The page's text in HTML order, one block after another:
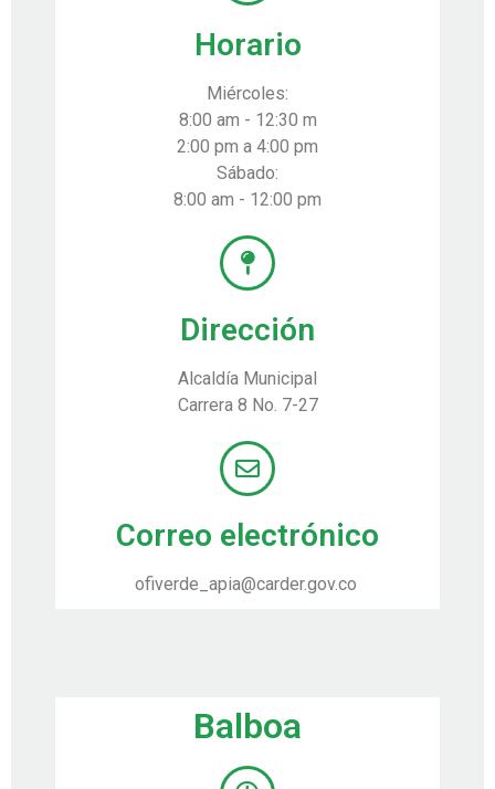
Horario
Miércoles:
8:00 am - 12:30 m
2:00 pm a 4:00 pm
Sábado:
8:00 am - 12:00 pm
Dirección
Alcaldía Municipal
Carrera 8 No. 7-27
Correo electrónico
ofiverde_apia@carder.gov.co
Balboa